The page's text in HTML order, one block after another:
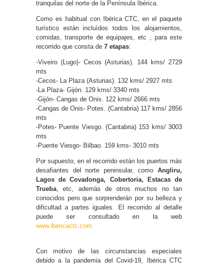
tranquilas del norte de la Península Ibérica.
Como es habitual con Ibérica CTC, en el paquete
turístico están incluídos todos los alojamientos,
comidas, transporte de equipajes, etc , para este
recorrido que consta de 7 etapas:
-Viveiro (Lugo)- Cecos (Asturias). 144 kms/ 2729
mts
-Cecos- La Plaza (Asturias). 132 kms/ 2927 mts
-La Plaza- Gijón. 129 kms/ 3340 mts
-Gijón- Cangas de Onis. 122 kms/ 2666 mts
-Cangas de Onis- Potes. (Cantabria) 117 kms/ 2856
mts
-Potes- Puente Viesgo. (Cantabria) 153 kms/ 3003
mts
-Puente Viesgo- Bilbao. 159 kms- 3010 mts
Por supuesto, en el recorrido están los puertos más
desafiantes del norte peninsular, como Angliru,
Lagos de Covadonga, Cobertoria, Estacas de
Trueba , etc, además de otros muchos no tan
conocidos pero que sorprenderán por su belleza y
dificultad a partes iguales. El recorrido al detalle
puede ser consultado en la web
www.ibericactc.com
Con motivo de las circunstancias especiales
debido a la pandemia del Covid-19, Ibérica CTC